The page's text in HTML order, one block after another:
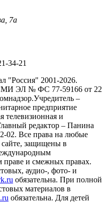
7а
34-21
"Россия" 2001-2026.
СМИ ЭЛ № ФС 77-59166 от 22
–
предприятие
телевизионная и
редактор – Панина
02. Все права на любые
защищены в
праве и смежных правах.
аудио-, фото- и
обязательна. При полной
материалов в
обязательна. Для детей